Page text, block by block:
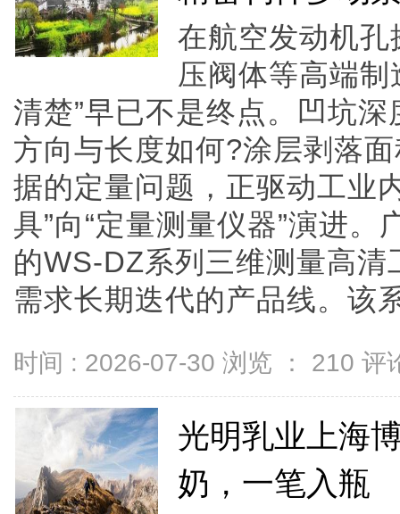
在航空发动机
压阀体等高端
清楚”早已不是终点。凹坑
方向与长度如何?涂层剥落
据的定量问题，正驱动工业
具”向“定量测量仪器”演进
的WS-DZ系列三维测量高
需求长期迭代的产品线。该
时间 : 2026-07-30 浏览 ： 210 评
光明乳业上海
奶，一笔入瓶